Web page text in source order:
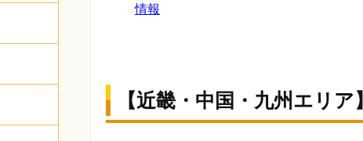
情報
【近畿・中国・九州エリア】